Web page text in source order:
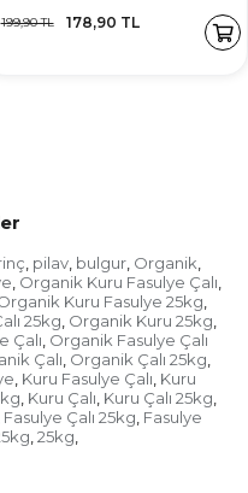
178,90 TL
199,90 TL
, pilav, bulgur, Organik,
, Organik Kuru Fasulye Çalı,
Kuru Fasulye 25kg,
25kg, Organik Kuru 25kg,
Çalı, Organik Fasulye Çalı
Çalı, Organik Çalı 25kg,
, Kuru Fasulye Çalı, Kuru
, Kuru Çalı, Kuru Çalı 25kg,
Fasulye Çalı 25kg, Fasulye
, 25kg,